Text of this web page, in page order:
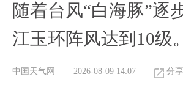
随着台风“白海豚”逐
江玉环阵风达到10级。
中国天气网 2026-08-09 14:07 分享